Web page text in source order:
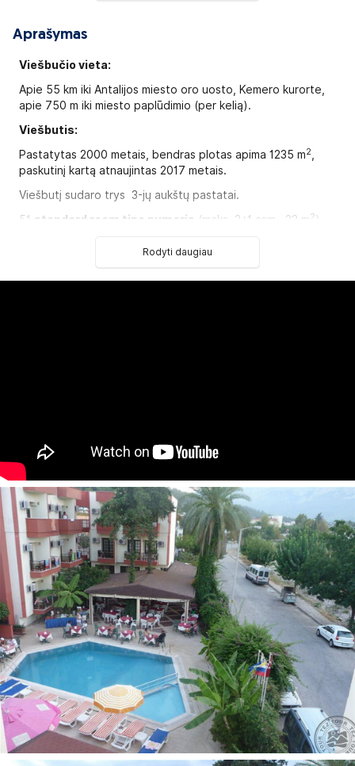
Aprašymas
Viešbučio vieta:
Apie 55 km iki Antalijos miesto oro uosto, Kemero kurorte,
apie 750 m iki miesto paplūdimio (per kelią).
Viešbutis:
Pastatytas 2000 metais, bendras plotas apima 1235 m2
paskutinį kartą atnaujintas 2017 metais.
Viešbutį sudaro trys 3-jų aukštų pastatai.
51 standard room tipo numeris (maks. 2+1 asm., 22 m 2 ).
dušas
numerių tvarkymas: kasdien
Viešbučio teritorijoje:
prie baseino: skėčiai, gultai, čiužiniai - nemokamai
restoranai: 1
barai: 1
belaidis internetas -viešosiose vietose
baseinai: 1 (atviras)
gydytojo iškvietimas
prie baseino: paplūdimio rankšluosčiai už papildomą
mokestį
parduotuvės
Pramogos ir sportas:
masažas už papildomą mokestį
Vaikams:
baseinas vaikams: yra
Rodyti daugiau